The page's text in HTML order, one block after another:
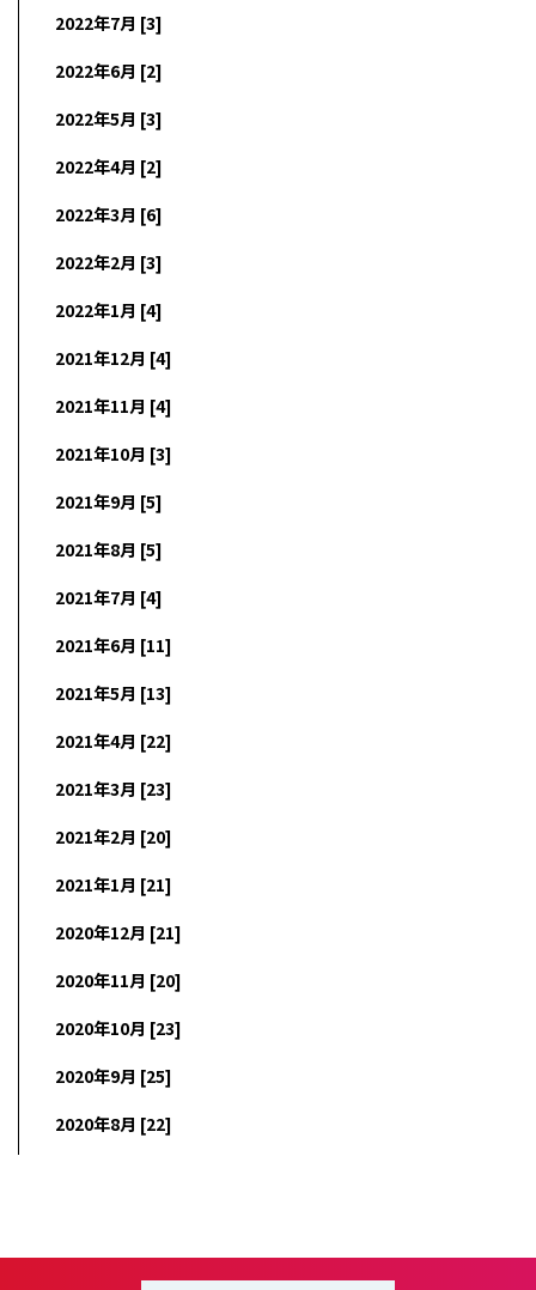
2022年7月 [3]
2022年6月 [2]
2022年5月 [3]
2022年4月 [2]
2022年3月 [6]
2022年2月 [3]
2022年1月 [4]
2021年12月 [4]
2021年11月 [4]
2021年10月 [3]
2021年9月 [5]
2021年8月 [5]
2021年7月 [4]
2021年6月 [11]
2021年5月 [13]
2021年4月 [22]
2021年3月 [23]
2021年2月 [20]
2021年1月 [21]
2020年12月 [21]
2020年11月 [20]
2020年10月 [23]
2020年9月 [25]
2020年8月 [22]